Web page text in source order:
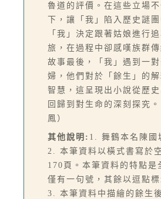
魯道的評價。在這些立場
下，讓「我」陷入歷史謎
「我」決定跟著姑娘進行
旅，在過程中卻感嘆族群傳
故事最後，「我」遇到一
婦，他們對於「餘生」的
智慧，這呈現出小說從歷
回歸到對生命的深刻探究
鳳）
其他說明: 1. 舞鶴本名陳國
2. 本筆資料以橫式書寫於
170頁。本筆資料的特點是
僅有一句號，其餘以逗點標
3. 本筆資料中描繪的餘生